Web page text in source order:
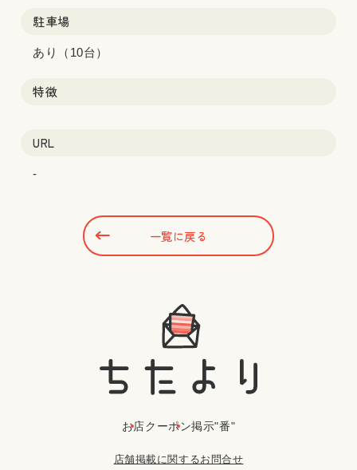
駐車場
あり（10台）
特徴
URL
-
一覧に戻る
お店クーポン掲示"番"
店舗掲載に関するお問合せ